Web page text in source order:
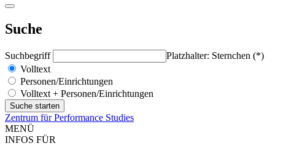
Suche
Suchbegriff
Platzhalter: Sternchen (*)
Volltext
Personen/Einrichtungen
Volltext + Personen/Einrichtungen
Zentrum für Performance Studies
MENÜ
INFOS FÜR